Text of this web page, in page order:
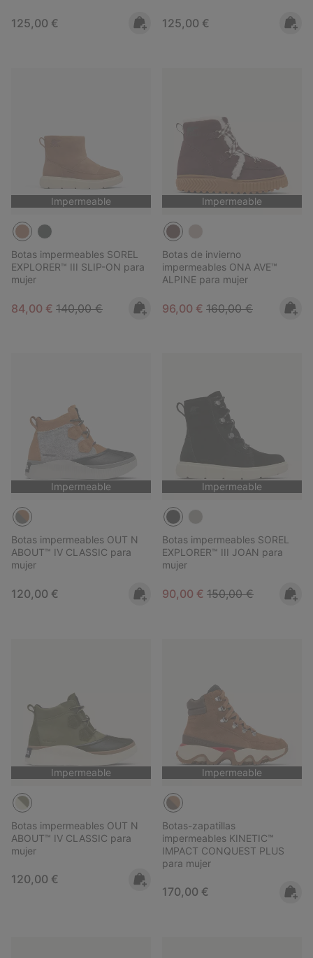
Regular price:
125,00 € Regular price:
125,00 €
Impermeable
Botas impermeables SOREL
EXPLORER™ III SLIP-ON para
mujer
Sale price:
84,00 € Regular price:
140,00 €
Impermeable
Botas de invierno
impermeables ONA AVE™
ALPINE para mujer
Sale price:
96,00 € Regular price:
160,00 €
Impermeable
Botas impermeables OUT N
ABOUT™ IV CLASSIC para
mujer
Regular price:
120,00 €
Impermeable
Botas impermeables SOREL
EXPLORER™ III JOAN para
mujer
Sale price:
90,00 € Regular price:
150,00 €
Impermeable
Botas impermeables OUT N
ABOUT™ IV CLASSIC para
mujer
Regular price:
120,00 €
Impermeable
Botas-zapatillas
impermeables KINETIC™
IMPACT CONQUEST PLUS
para mujer
Regular price:
170,00 €